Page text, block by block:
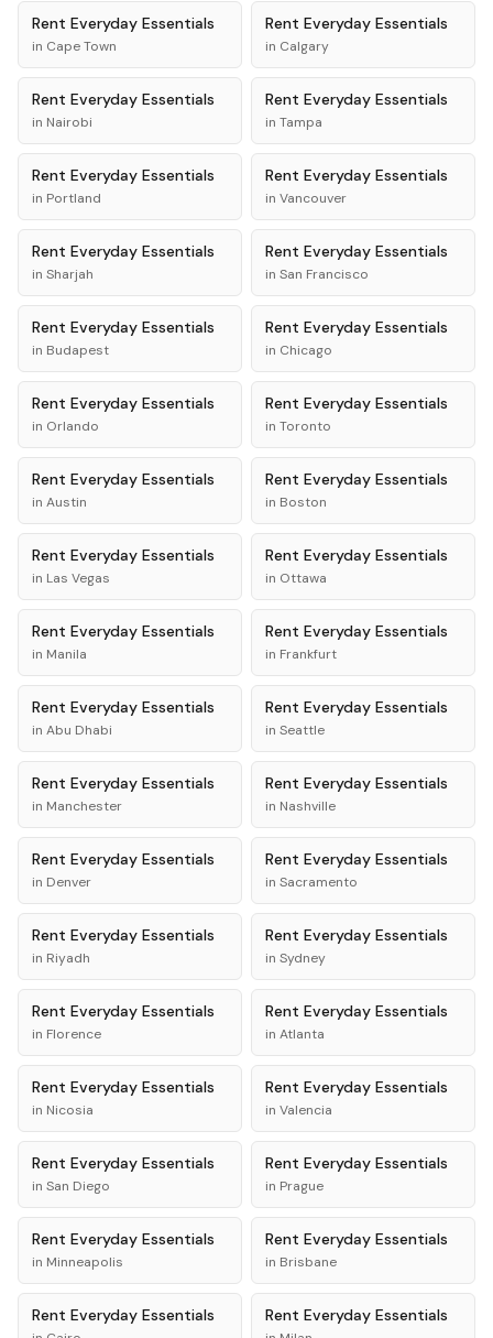
Rent Everyday Essentials
in Cape Town
Rent Everyday Essentials
in Calgary
Rent Everyday Essentials
in Nairobi
Rent Everyday Essentials
in Tampa
Rent Everyday Essentials
in Portland
Rent Everyday Essentials
in Vancouver
Rent Everyday Essentials
in Sharjah
Rent Everyday Essentials
in San Francisco
Rent Everyday Essentials
in Budapest
Rent Everyday Essentials
in Chicago
Rent Everyday Essentials
in Orlando
Rent Everyday Essentials
in Toronto
Rent Everyday Essentials
in Austin
Rent Everyday Essentials
in Boston
Rent Everyday Essentials
in Las Vegas
Rent Everyday Essentials
in Ottawa
Rent Everyday Essentials
in Manila
Rent Everyday Essentials
in Frankfurt
Rent Everyday Essentials
in Abu Dhabi
Rent Everyday Essentials
in Seattle
Rent Everyday Essentials
in Manchester
Rent Everyday Essentials
in Nashville
Rent Everyday Essentials
in Denver
Rent Everyday Essentials
in Sacramento
Rent Everyday Essentials
in Riyadh
Rent Everyday Essentials
in Sydney
Rent Everyday Essentials
in Florence
Rent Everyday Essentials
in Atlanta
Rent Everyday Essentials
in Nicosia
Rent Everyday Essentials
in Valencia
Rent Everyday Essentials
in San Diego
Rent Everyday Essentials
in Prague
Rent Everyday Essentials
in Minneapolis
Rent Everyday Essentials
in Brisbane
Rent Everyday Essentials Rent Everyday Essentials